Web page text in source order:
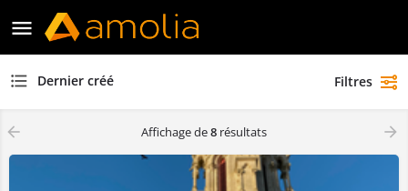
Dernier créé Filtres
Affichage de8 résultats